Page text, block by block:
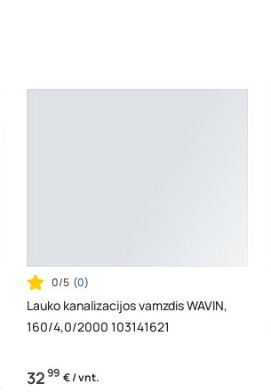
0/5 (0)
Lauko kanalizacijos vamzdis WAVIN,
160/4,0/2000 103141621
3299 € / vnt.